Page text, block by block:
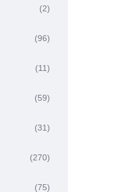
(2)
(96)
(11)
(59)
(31)
(270)
(75)